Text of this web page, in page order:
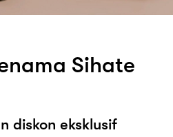
Sihate
diskon eksklusif